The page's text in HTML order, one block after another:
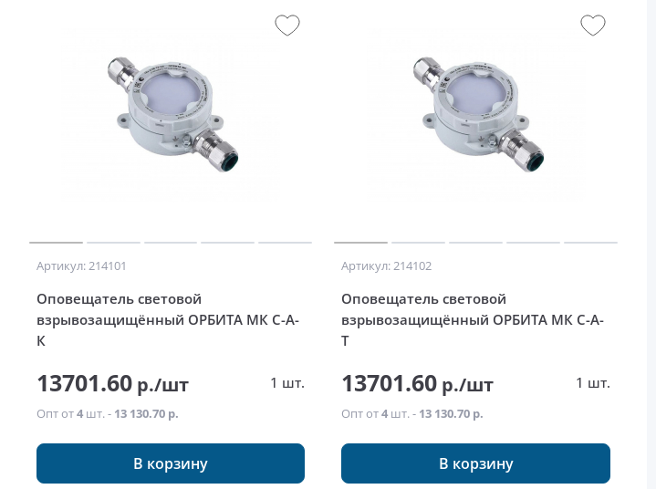
Артикул: 214101
Оповещатель световой
взрывозащищённый ОРБИТА МК С-А-
К
13701.60р./шт 1 шт.
Опт от4шт. - 13 130.70 р.
В корзину
Артикул: 214102
Оповещатель световой
взрывозащищённый ОРБИТА МК С-А-
Т
13701.60 р./шт 1 шт.
Опт от4 шт. - 13 130.70 р.
В корзину